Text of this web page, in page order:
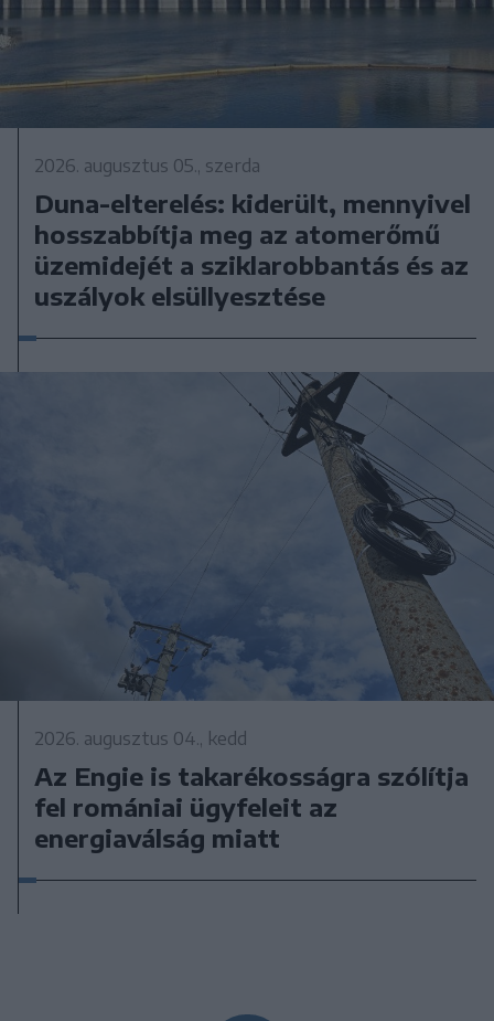
2026. augusztus 05., szerda
Duna-elterelés: kiderült, mennyivel
hosszabbítja meg az atomerőmű
üzemidejét a sziklarobbantás és az
uszályok elsüllyesztése
2026. augusztus 04., kedd
Az Engie is takarékosságra szólítja
fel romániai ügyfeleit az
energiaválság miatt